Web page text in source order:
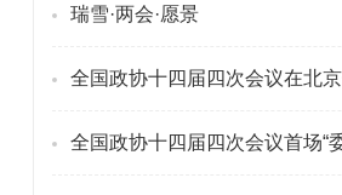
瑞雪·两会·愿景
全国政协十四届四次会议在北
全国政协十四届四次会议首场“